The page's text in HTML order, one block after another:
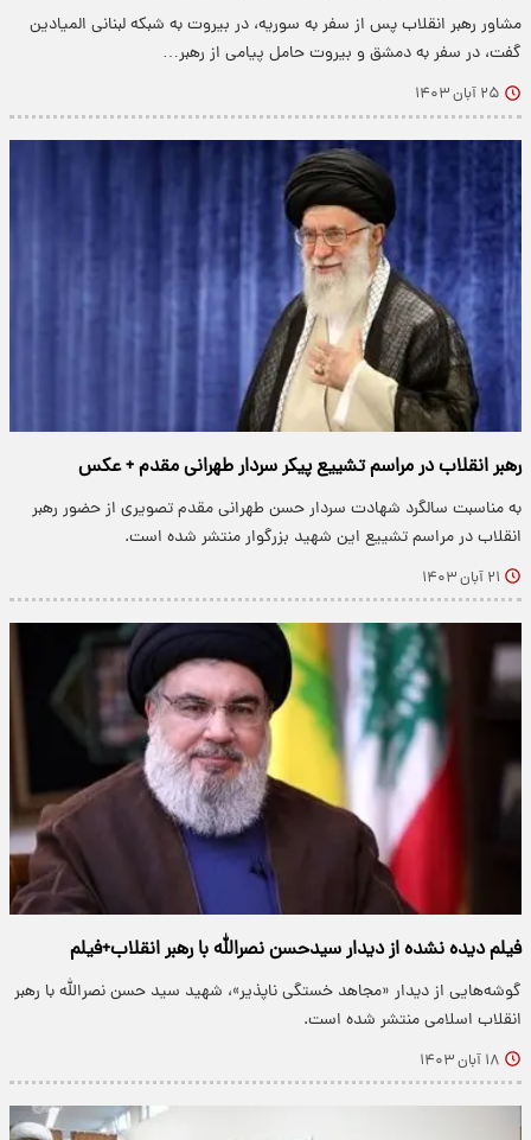
مشاور رهبر انقلاب پس از سفر به سوریه، در بیروت به شبکه لبنانی المیادین
گفت، در سفر به دمشق و بیروت حامل پیامی از رهبر…
۲۵ آبان ۱۴۰۳
رهبر انقلاب در مراسم تشییع پیکر سردار طهرانی‌ مقدم + عکس
به مناسبت سالگرد شهادت سردار حسن طهرانی‌ مقدم تصویری از حضور رهبر
انقلاب در مراسم تشییع این شهید بزرگوار منتشر شده است.
۲۱ آبان ۱۴۰۳
فیلم دیده نشده از دیدار سیدحسن نصرالله با رهبر انقلاب+فیلم
گوشه‌هایی از دیدار «مجاهد خستگی ناپذیر»، شهید سید حسن نصرالله با رهبر
انقلاب اسلامی منتشر شده است.
۱۸ آبان ۱۴۰۳